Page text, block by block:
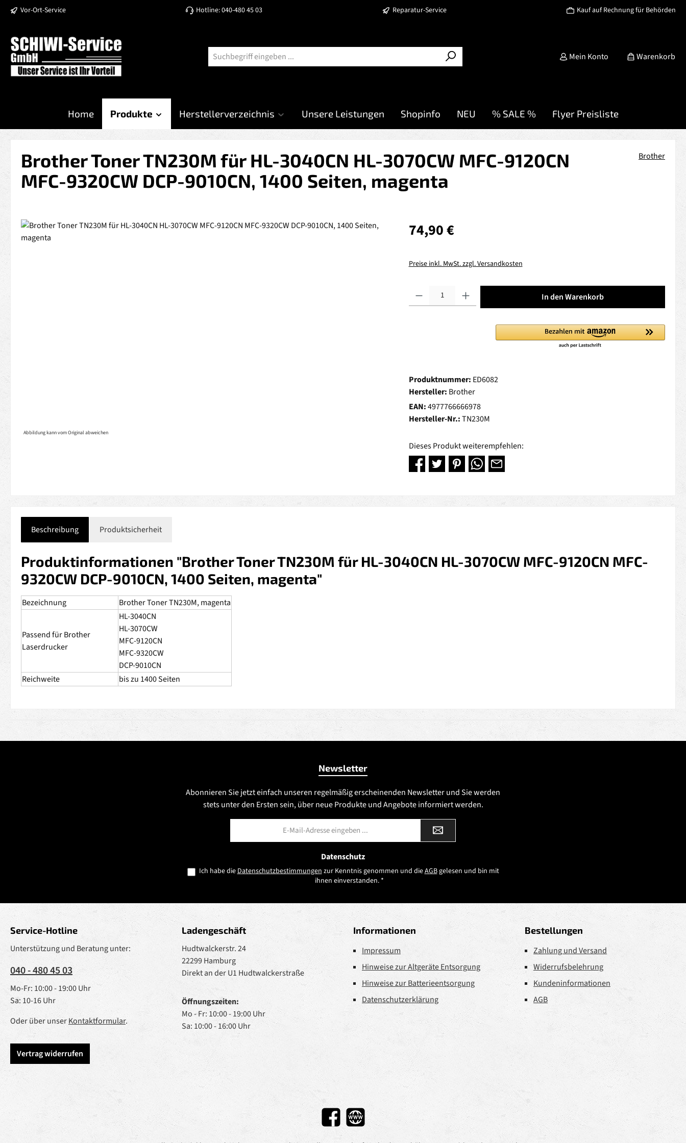
Hauptinhalt springen
Zur Suche springen
Zur Hauptnavigation springen
Vor-Ort-Service Hotline: 040-480 45 03 Reparatur-Service Kauf auf Rechnung für Behörden
Mein Konto Warenkorb
Home Produkte Herstellerverzeichnis Unsere Leistungen Shopinfo NEU % SALE % Flyer Preisliste
Brother Toner TN230M für HL-3040CN HL-3070CW MFC-9120CN
MFC-9320CW DCP-9010CN, 1400 Seiten, magenta
Brother
Bildergalerie überspringen
Abbildung kann vom Original abweichen
Regulärer Preis:
74,90 €
Preise inkl. MwSt. zzgl. Versandkosten
Produkt Anzahl: Gib den gewünschten Wert ein oder benutze die Schaltflächen um die
In den Warenkorb
Produktnummer: ED6082
Hersteller: Brother
EAN:4977766666978
Hersteller-Nr.:TN230M
Dieses Produkt weiterempfehlen:
Beschreibung Produktsicherheit
Produktinformationen "Brother Toner TN230M für HL-3040CN HL-3070CW MFC-9120CN MFC-
9320CW DCP-9010CN, 1400 Seiten, magenta"
Bezeichnung Brother Toner TN230M, magenta
Passend für Brother
Laserdrucker
HL-3040CN
HL-3070CW
MFC-9120CN
MFC-9320CW
DCP-9010CN
Reichweite
bis zu 1400 Seiten
Newsletter
Abonnieren Sie jetzt einfach unseren regelmäßig erscheinenden Newsletter und Sie werden
stets unter den Ersten sein, über neue Produkte und Angebote informiert werden.
Datenschutz
Ich habe dieDatenschutzbestimmungenzur Kenntnis genommen und dieAGBgelesen und bin mit
ihnen einverstanden. *
Service-Hotline
Unterstützung und Beratung unter:
040 - 480 45 03
Mo-Fr: 10:00 - 19:00 Uhr
Sa: 10-16 Uhr
Oder über unserKontaktformular.
Vertrag widerrufen
Ladengeschäft
Hudtwalckerstr. 24
22299 Hamburg
Direkt an der U1 Hudtwalckerstraße
Öffnungszeiten:
Mo - Fr: 10:00 - 19:00 Uhr
Sa: 10:00 - 16:00 Uhr
Informationen
Impressum
Hinweise zur Altgeräte Entsorgung
Hinweise zur Batterieentsorgung
Datenschutzerklärung
Bestellungen
Zahlung und Versand
Widerrufsbelehrung
Kundeninformationen
AGB
FacebookWebsite